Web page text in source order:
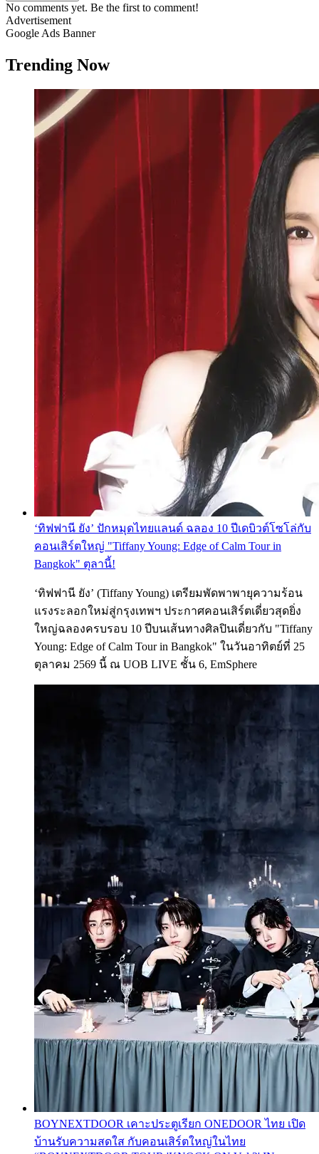
No comments yet. Be the first to comment!
Advertisement
Google Ads Banner
Trending Now
‘ทิฟฟานี ยัง’ ปักหมุดไทยแลนด์ ฉลอง 10 ปีเดบิวต์โซโล่กับ
คอนเสิร์ตใหญ่ "Tiffany Young: Edge of Calm Tour in
Bangkok" ตุลานี้!
‘ทิฟฟานี ยัง’ (Tiffany Young) เตรียมพัดพาพายุความร้อน
แรงระลอกใหม่สู่กรุงเทพฯ ประกาศคอนเสิร์ตเดี่ยวสุดยิ่ง
ใหญ่ฉลองครบรอบ 10 ปีบนเส้นทางศิลปินเดี่ยวกับ "Tiffany
Young: Edge of Calm Tour in Bangkok" ในวันอาทิตย์ที่ 25
ตุลาคม 2569 นี้ ณ UOB LIVE ชั้น 6, EmSphere
BOYNEXTDOOR เคาะประตูเรียก ONEDOOR ไทย เปิด
บ้านรับความสดใส กับคอนเสิร์ตใหญ่ในไทย